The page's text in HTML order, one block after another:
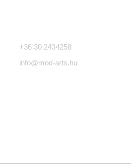
+36 30 2434258
info@mod-arts.hu